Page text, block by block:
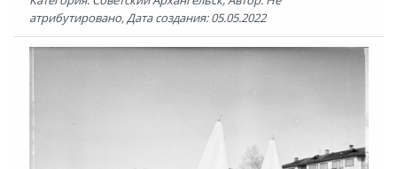
атрибутировано, Дата создания: 05.05.2022